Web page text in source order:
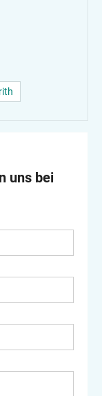
uns bei